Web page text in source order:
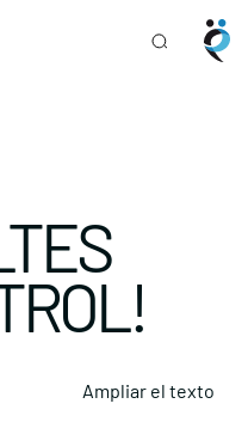
Ampliar el texto